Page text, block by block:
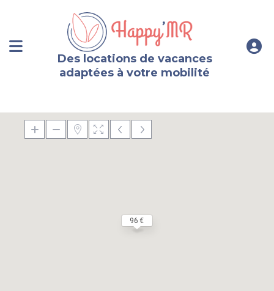
Des locations de vacances
adaptées à votre mobilité
96 €